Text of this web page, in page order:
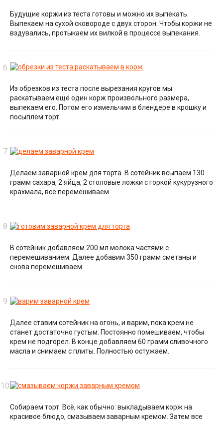
Будущие коржи из теста готовы и можно их выпекать.
Выпекаем на сухой сковороде с двух сторон. Чтобы коржи не
вздувались, протыкаем их вилкой в процессе выпекания.
Из обрезков из теста после вырезания кругов мы
раскатываем ещё один корж произвольного размера,
выпекаем его. Потом его измельчим в блендере в крошку и
посыплем торт.
Делаем заварной крем для торта. В сотейник всыпаем 130
грамм сахара, 2 яйца, 2 столовые ложки с горкой кукурузного
крахмала, всё перемешиваем.
В сотейник добавляем 200 мл молока частями с
перемешиванием. Далее добавим 350 грамм сметаны и
снова перемешиваем.
Далее ставим сотейник на огонь, и варим, пока крем не
станет достаточно густым. Постоянно помешиваем, чтобы
крем не подгорел. В конце добавляем 60 грамм сливочного
масла и снимаем с плиты. Полностью остужаем.
Собираем торт. Всё, как обычно: выкладываем корж на
красивое блюдо, смазываем заварным кремом. Затем все